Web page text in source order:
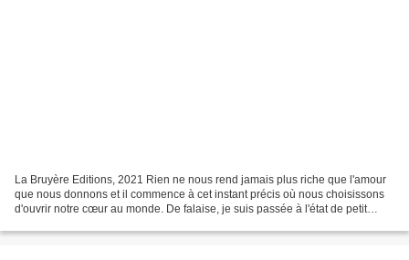
La Bruyère Editions, 2021 Rien ne nous rend jamais plus riche que l'amour
que nous donnons et il commence à cet instant précis où nous choisissons
d'ouvrir notre cœur au monde. De falaise, je suis passée à l'état de petit